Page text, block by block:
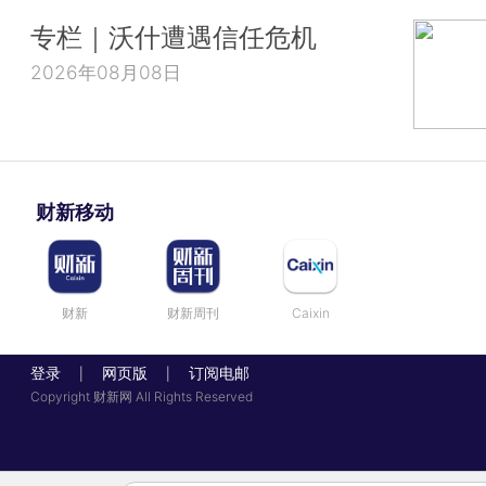
专栏｜沃什遭遇信任危机
2026年08月08日
财新移动
财新 财新周刊 Caixin
登录 网页版 订阅电邮
Copyright 财新网 All Rights Reserved